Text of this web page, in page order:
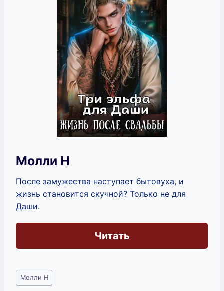
Молли Н
После замужества наступает бытовуха, и
жизнь становится скучной? Только не для
Даши.
Читать
Метки
записи:
Молли Н